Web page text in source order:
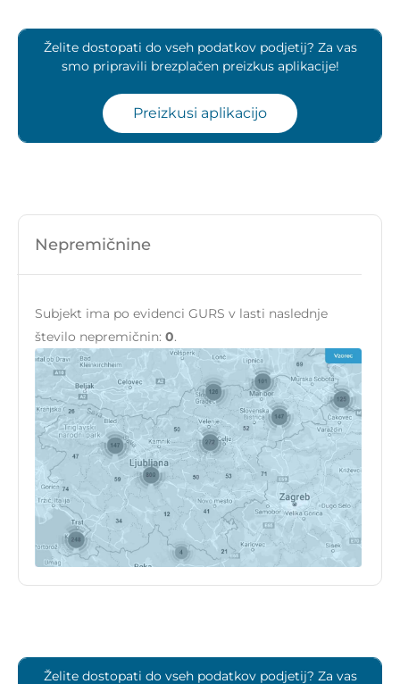
Želite dostopati do vseh podatkov podjetij? Za vas
smo pripravili brezplačen preizkus aplikacije!
Preizkusi aplikacijo
Nepremičnine
Subjekt ima po evidenci GURS v lasti naslednje
število nepremičnin: 0.
Želite dostopati do vseh podatkov podjetij? Za vas